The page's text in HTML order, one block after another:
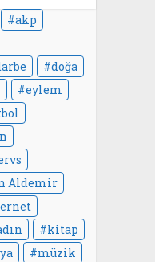
akp
doğa
eylem
Aldemir
kitap
müzik